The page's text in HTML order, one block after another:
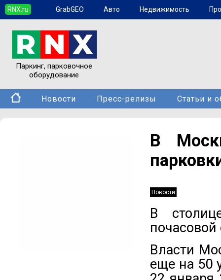
RNX.ru GrabGEO Авто Недвижимость
Паркинг, парковочное
оборудование
Новости Пресс-релизы Статьи и
В
Новости
В
почасовой
Власти
еще на 50